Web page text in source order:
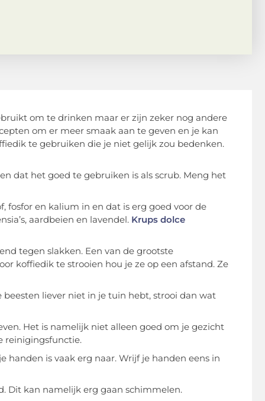
om te drinken maar er zijn zeker nog andere
om er meer smaak aan te geven en je kan
te gebruiken die je niet gelijk zou bedenken.
dat het goed te gebruiken is als scrub. Meng het
fosfor en kalium in en dat is erg goed voor de
aardbeien en lavendel. Krups dolce
tegen slakken. Een van de grootste
koffiedik te strooien hou je ze op een afstand. Ze
beesten liever niet in je tuin hebt, strooi dan wat
Het is namelijk niet alleen goed om je gezicht
reinigingsfunctie.
handen is vaak erg naar. Wrijf je handen eens in
Dit kan namelijk erg gaan schimmelen.